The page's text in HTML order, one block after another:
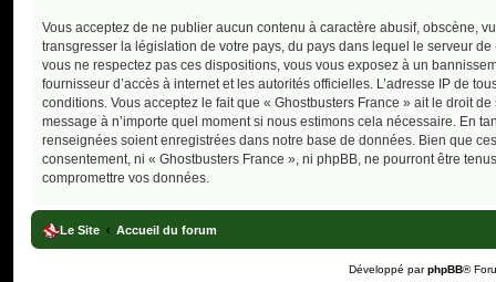
Vous acceptez de ne publier aucun contenu à caractère abusif, obscène,
transgresser la législation de votre pays, du pays dans lequel le serveur
vous ne respectez pas ces dispositions, vous vous exposez à un
fournisseur d’accès à internet et les autorités officielles. L’adresse IP de
conditions. Vous acceptez le fait que « Ghostbusters France » ait le droit
message à n’importe quel moment si nous estimons cela nécessaire. En
renseignées soient enregistrées dans notre base de données. Bien que
consentement, ni « Ghostbusters France », ni phpBB, ne pourront être
compromettre vos données.
Le Site Accueil du forum
Développé parphpBB®